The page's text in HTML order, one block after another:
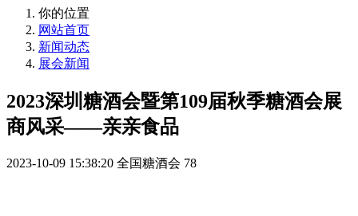
你的位置
网站首页
新闻动态
展会新闻
2023深圳糖酒会暨第109届秋季糖酒会展
商风采——亲亲食品
2023-10-09 15:38:20 全国糖酒会 78